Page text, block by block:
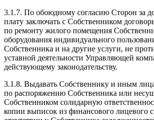
3.1.7. По обоюдному согласию Сторон за
плату заключать с Собственником
по ремонту жилого помещения
оборудования индивидуального
Собственника и на другие услуги, не
уставной деятельности Управляющей
действующему законодательству.
3.1.8. Выдавать Собственнику и иным
по распоряжению Собственника или
Собственником солидарную
копии выписок из финансового лицевого